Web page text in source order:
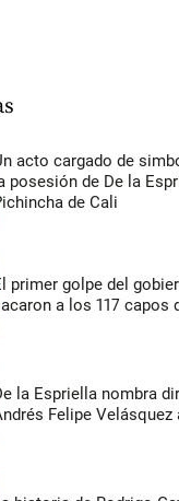
acto cargado de
posesión de De la
de Cali
primer golpe del
a los 117 capos
la Espriella nombra
Felipe